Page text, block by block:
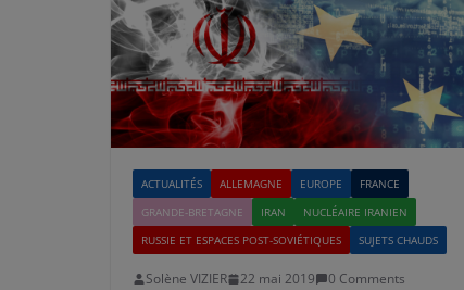
ACTUALITÉS ALLEMAGNE EUROPE
FRANCE
GRANDE-BRETAGNE
IRAN
NUCLÉAIRE IRANIEN
RUSSIE ET ESPACES POST-SOVIÉTIQUES
SUJETS CHAUDS
Solène VIZIER 22 mai 2019 0 Comments